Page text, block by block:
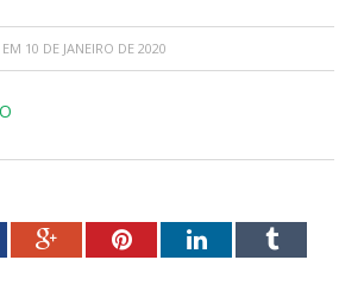
EM 10 DE JANEIRO DE 2020
Google+PinterestLinkedInTumblr